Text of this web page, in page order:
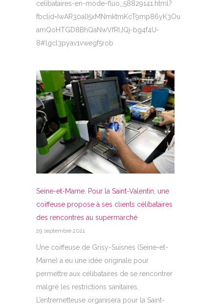
celibataires-en-mode-fluo_58829141.html?
fbclid=IwAR30alI5xMNmktmKcT9mp86yK3Ou
amQoHTGD8BhQaNwVfRIJQj-bg4f4U-
8#lgcl3pyav1vwegf5rob
Seine-et-Marne. Pour la Saint-Valentin, une
coiffeuse propose à ses clients célibataires
des rencontres au supermarché
29 septembre 2021
Une coiffeuse de Grisy-Suisnes (Seine-et-
Marne) a eu une idée originale pour
permettre aux célibataires de se rencontrer
malgré les restrictions sanitaires.
L’entremetteuse organisera pour la Saint-